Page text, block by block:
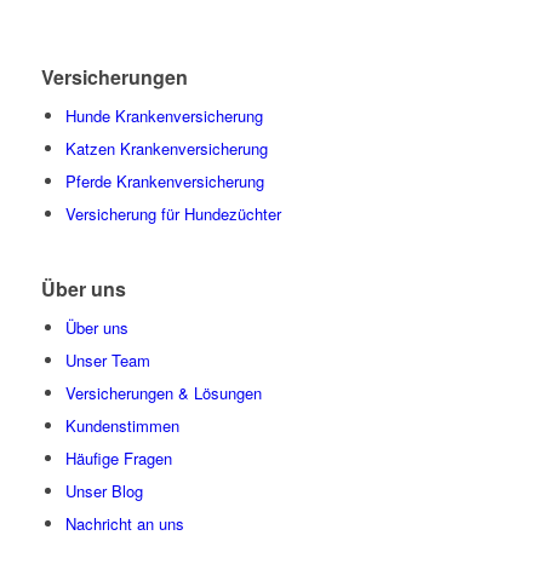
Versicherungen
Hunde Krankenversicherung
Katzen Krankenversicherung
Pferde Krankenversicherung
Versicherung für Hundezüchter
Über uns
Über uns
Unser Team
Versicherungen & Lösungen
Kundenstimmen
Häufige Fragen
Unser Blog
Nachricht an uns